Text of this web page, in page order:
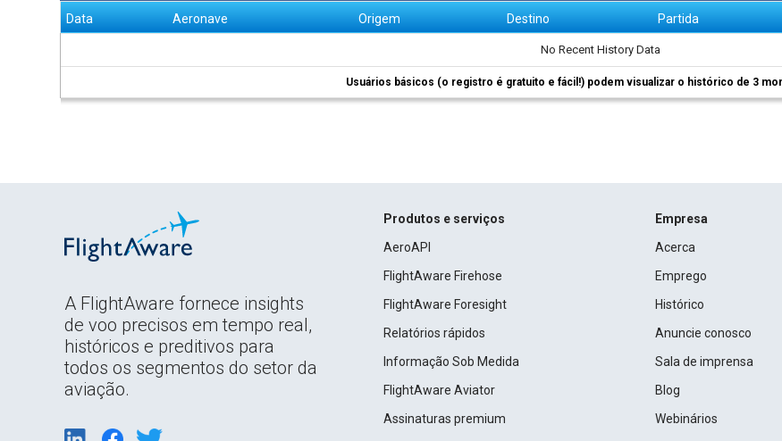
Data Aeronave Origem Destino Partida
No Recent History Data
Usuários básicos (o registro é gratuito e fácil!) podem visualizar o histórico de 3
A FlightAware fornece insights
de voo precisos em tempo real,
históricos e preditivos para
todos os segmentos do setor da
aviação.
Produtos e serviços
AeroAPI
FlightAware Firehose
FlightAware Foresight
Relatórios rápidos
Informação Sob Medida
FlightAware Aviator
Assinaturas premium
Empresa
Acerca
Emprego
Histórico
Anuncie conosco
Sala de imprensa
Blog
Webinários